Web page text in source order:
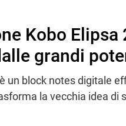
Kobo
grandi
un block notes digitale
la vecchia idea di